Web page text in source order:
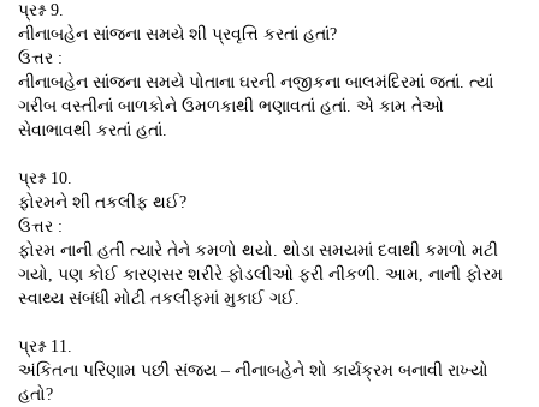
પ્રશ્ન 9.
નીનાબહેન સાંજના સમયે શી પ્રવૃત્તિ કરતાં હતાં?
ઉત્તર :
નીનાબહેન સાંજના સમયે પોતાના ઘરની નજીકના બાલમંદિરમાં જતાં. ત્યાં
ગરીબ વસ્તીનાં બાળકોને ઉમળકાથી ભણાવતાં હતાં. એ કામ તેઓ
સેવાભાવથી કરતાં હતાં.
પ્રશ્ન 10.
ફોરમને શી તકલીફ થઈ?
ઉત્તર :
ફોરમ નાની હતી ત્યારે તેને કમળો થયો. થોડા સમયમાં દવાથી કમળો મટી
ગયો, પણ કોઈ કારણસર શરીરે ફોડલીઓ ફરી નીકળી. આમ, નાની ફોરમ
સ્વાથ્ય સંબંધી મોટી તકલીફમાં મુકાઈ ગઈ.
પ્રશ્ન 11.
અંકિતના પરિણામ પછી સંજય – નીનાબહેને શો કાર્યક્રમ બનાવી રાખ્યો
હતો?